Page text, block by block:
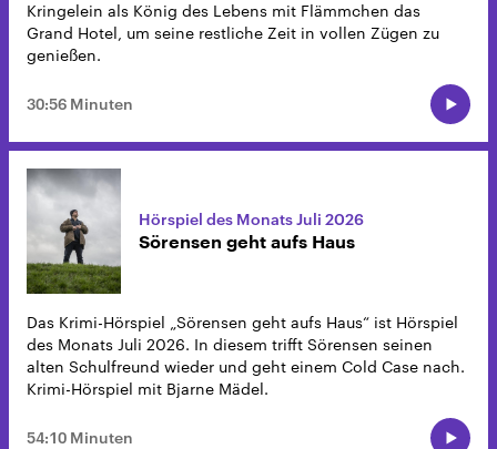
Kringelein als König des Lebens mit Flämmchen das
Grand Hotel, um seine restliche Zeit in vollen Zügen zu
genießen.
30:56 Minuten
Hörspiel des Monats Juli 2026
Sörensen geht aufs Haus
Das Krimi-Hörspiel „Sörensen geht aufs Haus“ ist Hörspiel
des Monats Juli 2026. In diesem trifft Sörensen seinen
alten Schulfreund wieder und geht einem Cold Case nach.
Krimi-Hörspiel mit Bjarne Mädel.
54:10 Minuten